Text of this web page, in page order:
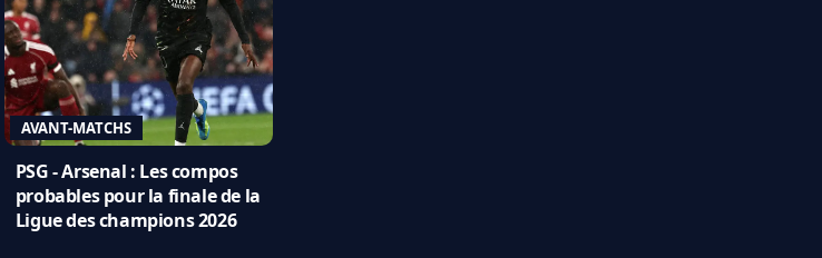
AVANT-MATCHS
PSG - Arsenal : Les compos
probables pour la finale de la
Ligue des champions 2026